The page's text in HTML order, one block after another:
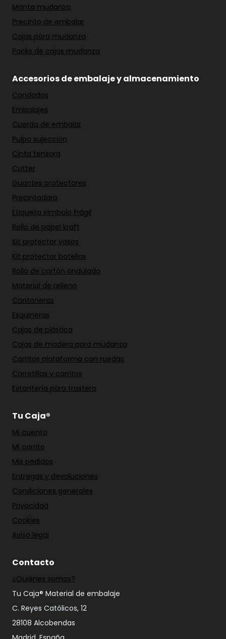
Manta mudanza
Precinto de embalar
Cajas para mudanza
Packs de cajas mudanza
Accesorios de embalaje y almacenamiento
Candados
Embalajes
Cuerda de embalar
Pulpo sujección
Cinta tensora
Cutter
Guantes protectores
Precintadora
Etiqueta símbolo frágil
Rollo de papel kraft
Kit protector vasos
Kit protector botellas
Rollo de cartón ondulado
Material de relleno
Cantoneras
Esquineras
Cajas de plástico
Cajas de madera para mudanza
Carritos plataforma con ruedas
Carretillas y carritos
Estantería para trastero
Tu Caja®
Mi cuenta
Mi carrito
Mis pedidos
Entregas y devoluciones
Condiciones generales
Privacidad
Cookies
Aviso legal
Contacto
¿Quiénes somos?
Tu Caja® Material de embalaje
C. Reyes Católicos, 12
28108 Alcobendas